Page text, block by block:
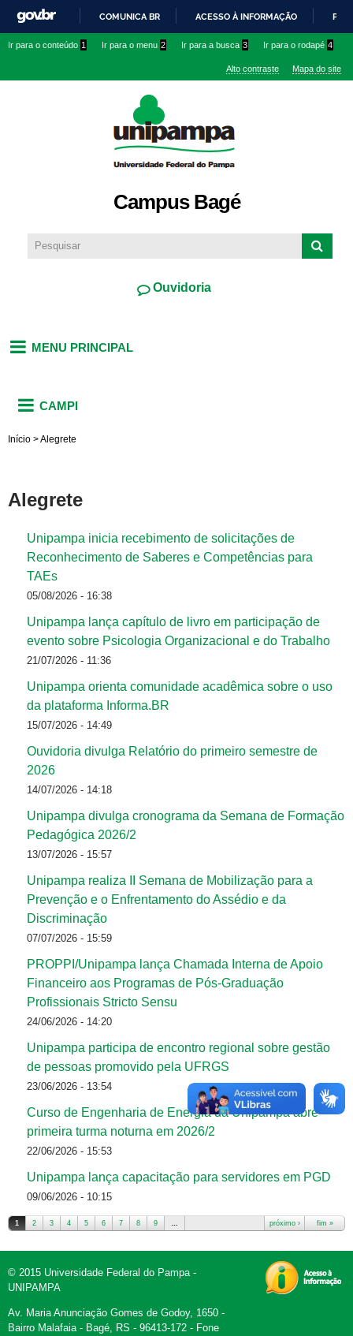
conteúdo
IR
O
COMUNICA BR ACESSO À INFORMAÇÃO
Ir para o conteúdo 1 Ir para o menu 2 Ir para a busca 3 Ir para o rodapé 4
Alto contraste Mapa do site
Campus Bagé
Ouvidoria
MENU PRINCIPAL
CAMPI
Início >Alegrete
Alegrete
Unipampa inicia recebimento de solicitações de
Reconhecimento de Saberes e Competências para
TAEs
05/08/2026 - 16:38
Unipampa lança capítulo de livro em participação de
evento sobre Psicologia Organizacional e do Trabalho
21/07/2026 - 11:36
Unipampa orienta comunidade acadêmica sobre o uso
da plataforma Informa.BR
15/07/2026 - 14:49
Ouvidoria divulga Relatório do primeiro semestre de
2026
14/07/2026 - 14:18
Unipampa divulga cronograma da Semana de Formação
Pedagógica 2026/2
13/07/2026 - 15:57
Unipampa realiza II Semana de Mobilização para a
Prevenção e o Enfrentamento do Assédio e da
Discriminação
07/07/2026 - 15:59
PROPPI/Unipampa lança Chamada Interna de Apoio
Financeiro aos Programas de Pós-Graduação
Profissionais Stricto Sensu
24/06/2026 - 14:20
Unipampa participa de encontro regional sobre gestão
de pessoas promovido pela UFRGS
23/06/2026 - 13:54
Curso de Engenharia de Energia da Unipampa abre
primeira turma noturna em 2026/2
22/06/2026 - 15:53
Unipampa lança capacitação para servidores em PGD
09/06/2026 - 10:15
1 2 3 4 5 6 7 8 9 … próximo › fim »
© 2015 Universidade Federal do Pampa -
UNIPAMPA
Av. Maria Anunciação Gomes de Godoy, 1650 -
Bairro Malafaia - Bagé, RS - 96413-172 - Fone